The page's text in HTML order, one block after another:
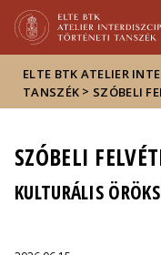
ELTE BTK ATELIER
TANSZÉK > SZÓBELI
SZÓBELI
KULTURÁLIS